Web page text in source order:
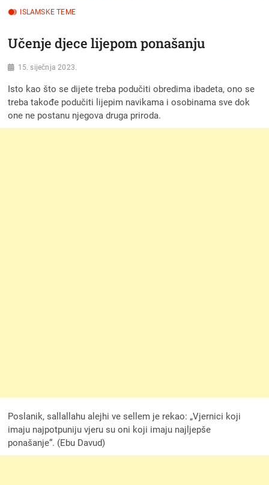
ISLAMSKE TEME
Učenje djece lijepom ponašanju
15. siječnja 2023.
Isto kao što se dijete treba podučiti obredima ibadeta, ono se
treba takođe podučiti lijepim navikama i osobinama sve dok
one ne postanu njegova druga priroda.
Poslanik, sallallahu alejhi ve sellem je rekao: „Vjernici koji
imaju najpotpuniju vjeru su oni koji imaju najljepše
ponašanje“. (Ebu Davud)